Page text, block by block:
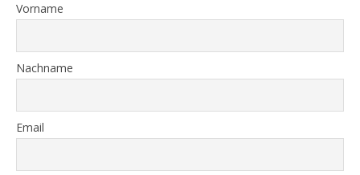
Vorname
Nachname
Email